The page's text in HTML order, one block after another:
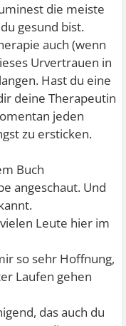
die meiste
gesund bist.
auch (wenn
Urvertrauen in
Hast du eine
deine Therapeutin
jeden
zu ersticken.
Buch
angeschaut. Und
Leute hier im
so sehr Hoffnung,
Laufen gehen
das auch du